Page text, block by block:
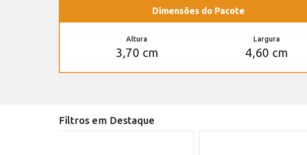
Dimensões do Pacote
Altura
3,70 cm
Largura
4,60 cm
Filtros em Destaque